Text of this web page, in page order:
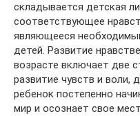
складывается детская
соответствующее
являющееся
детей. Развитие
возрасте включает две
развитие чувств и воли,
ребенок постепенно
мир и осознает свое